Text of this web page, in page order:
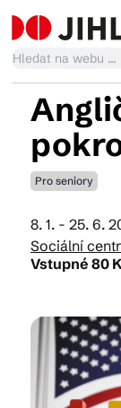
Kalendář akcí
Tradiční akce
Články
Suvenýry
Praktické info
Pro seniory
8. 1. - 25. 6.
Sociální
Vstupné 80